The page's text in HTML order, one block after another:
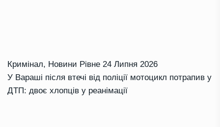
Кримінал, Новини Рівне 24 Липня 2026
У Вараші після втечі від поліції мотоцикл потрапив у
ДТП: двоє хлопців у реанімації